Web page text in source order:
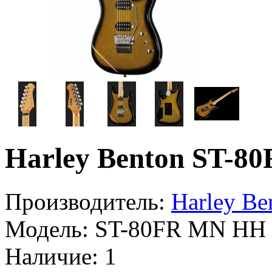
Harley Benton ST-
Производитель: Harley
Модель: ST-80FR MN HH
Наличие: 1